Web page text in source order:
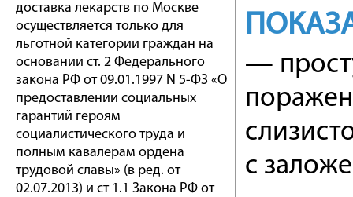
доставка лекарств по Москве
осуществляется только для
льготной категории граждан на
основании ст. 2 Федерального
закона РФ от 09.01.1997 N 5-ФЗ «О
предоставлении социальных
гарантий героям
социалистического труда и
полным кавалерам ордена
трудовой славы» (в ред. от
02.07.2013) и ст 1.1 Закона РФ от
—
с